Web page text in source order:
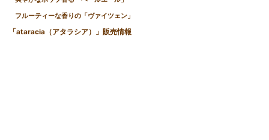
フルーティーな香りの「ヴァイツェン」
「ataracia（アタラシア）」販売情報